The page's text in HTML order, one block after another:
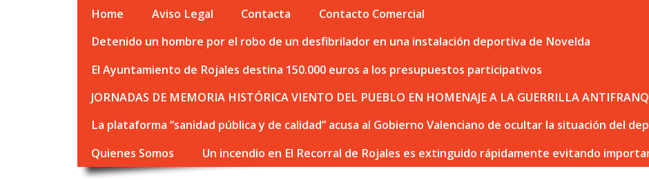
Home Aviso Legal Contacta
Contacto Comercial
Detenido un hombre por el robo de un desfibrilador en una instalación deportiva de Novelda
El Ayuntamiento de Rojales destina 150.000 euros a los presupuestos participativos
JORNADAS DE MEMORIA HISTÓRICA VIENTO DEL PUEBLO EN HOMENAJE A LA GUERRILLA
La plataforma “sanidad pública y de calidad” acusa al Gobierno Valenciano de ocultar la situación del
Quienes Somos
Un incendio en El Recorral de Rojales es extinguido rápidamente evitando